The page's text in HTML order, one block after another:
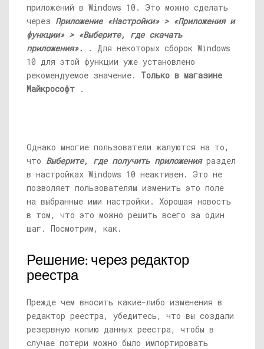
приложений в Windows 10. Это можно сделать
через Приложение «Настройки» > «Приложения и
функции» > «Выберите, где скачать
приложения».
. Для некоторых сборок Windows
10 для этой функции уже установлено
рекомендуемое значение. Только в магазине
Майкрософт .
Однако многие пользователи жалуются на то,
что Выберите, где получить приложения раздел
в настройках Windows 10 неактивен. Это не
позволяет пользователям изменить это поле
на выбранные ими настройки. Хорошая новость
в том, что это можно решить всего за один
шаг. Посмотрим, как.
Решение: через редактор
реестра
Прежде чем вносить какие-либо изменения в
редактор реестра, убедитесь, что вы создали
резервную копию данных реестра, чтобы в
случае потери можно было импортировать